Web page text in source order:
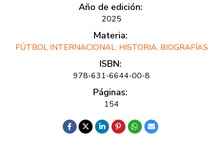
Año de edición:
2025
Materia:
FÚTBOL INTERNACIONAL: HISTORIA, BIOGRAFÍAS
ISBN:
978-631-6644-00-8
Páginas:
154